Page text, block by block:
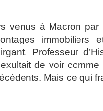
venus à Macron
immobiliers
Professeur
de voir
Mais ce qui